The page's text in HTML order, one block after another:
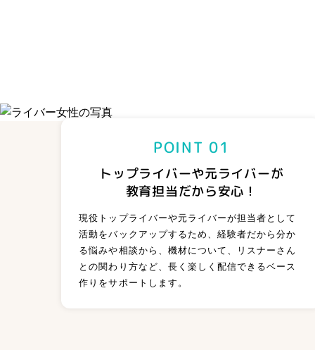
POINT 01
トップライバーや元ライバーが
教育担当だから安心！
現役トップライバーや元ライバーが担当者として
活動をバックアップするため、経験者だから分か
る悩みや相談から、機材について、リスナーさん
との関わり方など、長く楽しく配信できるベース
作りをサポートします。